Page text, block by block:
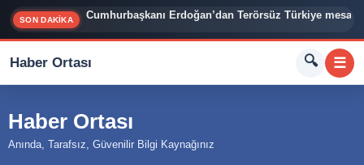
SON DAKİKA Cumhurbaşkanı Erdoğan’dan Terörsüz Türkiye mesajı
Haber Ortası 🔍 ☰
Haber Ortası
Anında, Tarafsız, Güvenilir Bilgi Kaynağınız